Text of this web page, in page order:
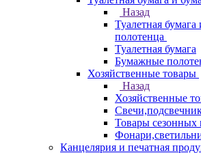
Назад
Туалетная
полотенца
Туалетная бумага
Бумажные
Хозяйственные товары
Назад
Хозяйственные
Товары сезонных
Канцелярия и печатная